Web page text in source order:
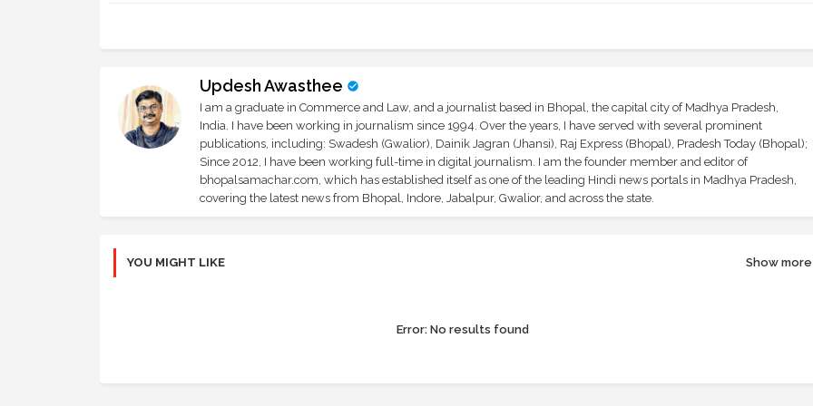
Updesh Awasthee
I am a graduate in Commerce and Law, and a journalist based in Bhopal, the capital city of Madhya Pradesh,
India. I have been working in journalism since 1994. Over the years, I have served with several prominent
publications, including: Swadesh (Gwalior), Dainik Jagran (Jhansi), Raj Express (Bhopal), Pradesh Today (Bhopal);
Since 2012, I have been working full-time in digital journalism. I am the founder member and editor of
bhopalsamachar.com, which has established itself as one of the leading Hindi news portals in Madhya Pradesh,
covering the latest news from Bhopal, Indore, Jabalpur, Gwalior, and across the state.
YOU MIGHT LIKE Show more
Error:No results found